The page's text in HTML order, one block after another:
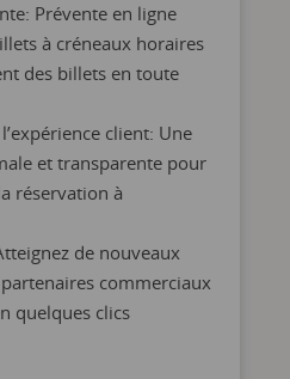
Prévente en ligne
à créneaux horaires
des billets en toute
client: Une
et transparente pour
réservation à
de nouveaux
commerciaux
quelques clics